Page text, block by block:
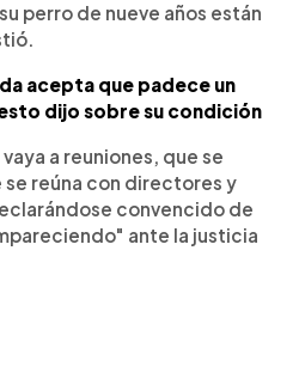
perro de nueve años están
acepta que padece un
dijo sobre su condición
a reuniones, que se
reúna con directores y
convencido de
ante la justicia